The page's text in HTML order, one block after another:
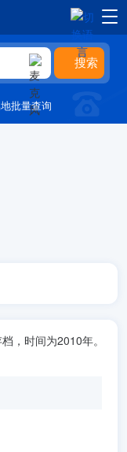
批量查询
，时间为2010年。